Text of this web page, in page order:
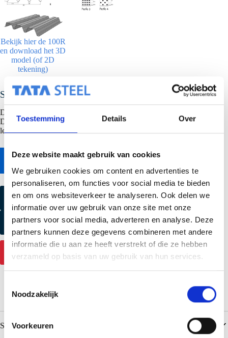
Toestemming Details Over
Deze website maakt gebruik van cookies
We gebruiken cookies om content en advertenties te
personaliseren, om functies voor social media te bieden
en om ons websiteverkeer te analyseren. Ook delen we
informatie over uw gebruik van onze site met onze
partners voor social media, adverteren en analyse. Deze
partners kunnen deze gegevens combineren met andere
informatie die u aan ze heeft verstrekt of die ze hebben
verzameld op basis van uw gebruik van hun services.
Noodzakelijk
Voorkeuren
Bekijk hier de 100R
en download het 3D
model (of 2D
tekening)
SAB 100R/825
Dit profiel wordt geproduceerd in onze vestiging in Niederaula
Duitsland, vraag de verkoopafdeling 030 687 97 00 naar de prijs- en
levermogelijkheden.
Naar online bestekservice
Kleurmonster aanvragen
Productmonster aanvragen
Specificaties